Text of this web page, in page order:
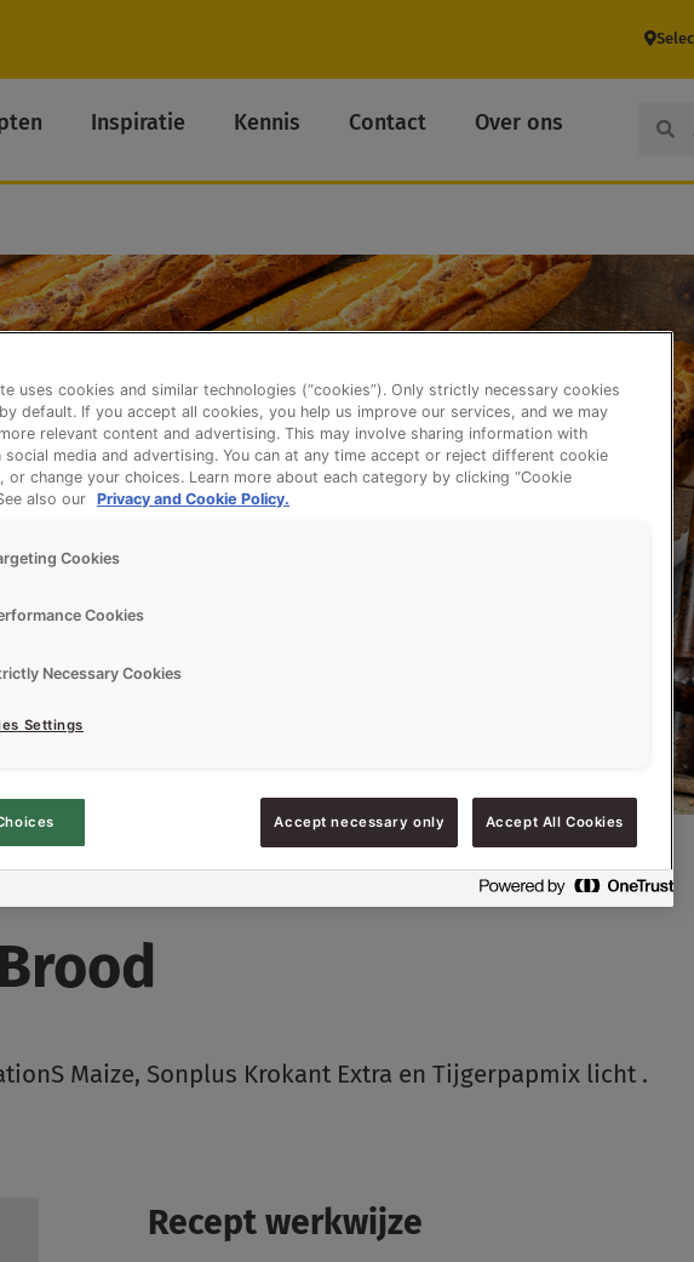
Inspiratie Kennis Contact Over ons
Maize, Sonplus Krokant Extra en Tijgerpapmix licht .
Recept werkwijze
uses cookies and similar technologies (“cookies”). Only strictly necessary cookies
default. If you accept all cookies, you help us improve our services, and we may
relevant content and advertising. This may involve sharing information with
social media and advertising. You can at any time accept or reject different cookie
or change your choices. Learn more about each category by clicking “Cookie
also our Privacy and Cookie Policy.
Cookies
Cookies
Necessary Cookies
Settings
Accept necessary only Accept All Cookies